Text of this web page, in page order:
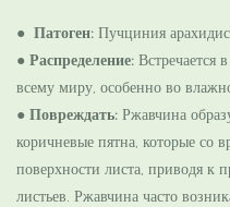
● Патоген: Пучциния арахидис
● Распределение: Встречается
всему миру, особенно во
● Повреждать: Ржавчина
коричневые пятна, которые со
поверхности листа, приводя к
листьев. Ржавчина часто